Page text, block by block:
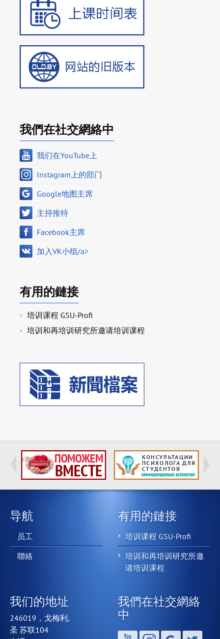
我們在社交網絡中
我们在YouTube上
Instagram上的部门
Google地图主席
主持推特
Facebook主席
加入VK小组/a>
有用的鏈接
培训课程 GSU-Profi
培训和再培训研究所邀请培训课程
导航
员工
聯絡
有用的鏈接
培训课程 GSU-Profi
培训和再培训研究所邀
请培训课程
我们的地址
246019，戈梅利,
圣 苏联104
我們在社交網絡
中